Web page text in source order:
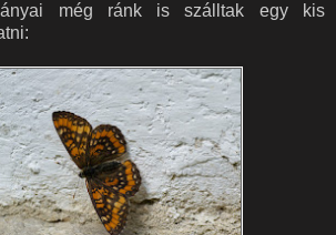
még ránk is szálltak egy kis